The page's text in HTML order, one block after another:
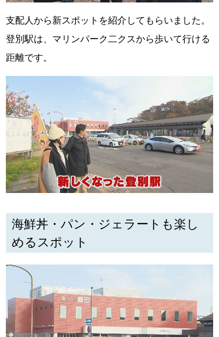
支配人から新スポットを紹介してもらいました。
登別駅は、マリンパーク二クスから歩いて行ける
距離です。
海鮮丼・パン・ジェラートも楽し
めるスポット